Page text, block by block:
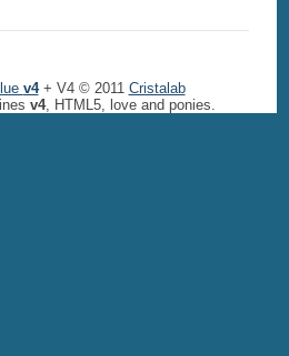
v4+ V4 © 2011 Cristalab
v4, HTML5, love and ponies.